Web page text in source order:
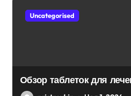
Uncategorised
Обзор таблеток для